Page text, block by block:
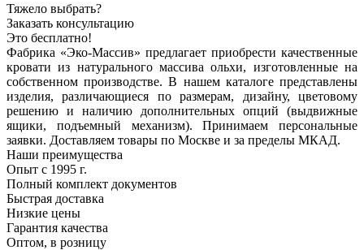
Тяжело выбрать?
Заказать консультацию
Это бесплатно!
Фабрика «Эко-Массив» предлагает приобрести качественные
кровати из натурального массива ольхи, изготовленные на
собственном производстве. В нашем каталоге представлены
изделия, различающиеся по размерам, дизайну, цветовому
решению и наличию дополнительных опций (выдвижные
ящики, подъемный механизм). Принимаем персональные
заявки. Доставляем товары по Москве и за пределы МКАД.
Наши преимущества
Опыт с 1995 г.
Полный комплект документов
Быстрая доставка
Низкие цены
Гарантия качества
Оптом, в розницу